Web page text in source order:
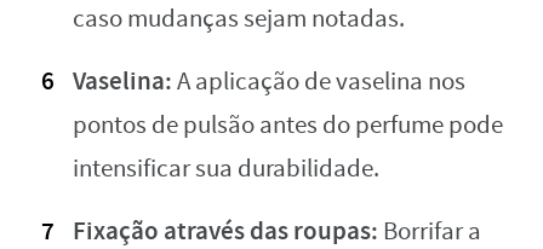
caso mudanças sejam notadas.
Vaselina:A aplicação de vaselina nos
pontos de pulsão antes do perfume pode
intensificar sua durabilidade.
Fixação através das roupas: Borrifar a